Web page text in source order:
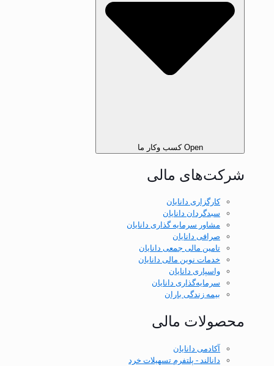
Open کسب‌ وکار ما
شرکت‌های مالی
کارگزاری دانایان
سبدگردان دانایان
مشاور سرمایه گذاری دانایان
صرافی دانایان
تامین مالی جمعی دانایان
خدمات نوین مالی دانایان
واسپاری دانایان
سرمایه‌گذاری دانایان
بیمه زندگی باران
محصولات مالی
آکادمی دانایان
دانالند - پلتفرم تسهیلات خرد